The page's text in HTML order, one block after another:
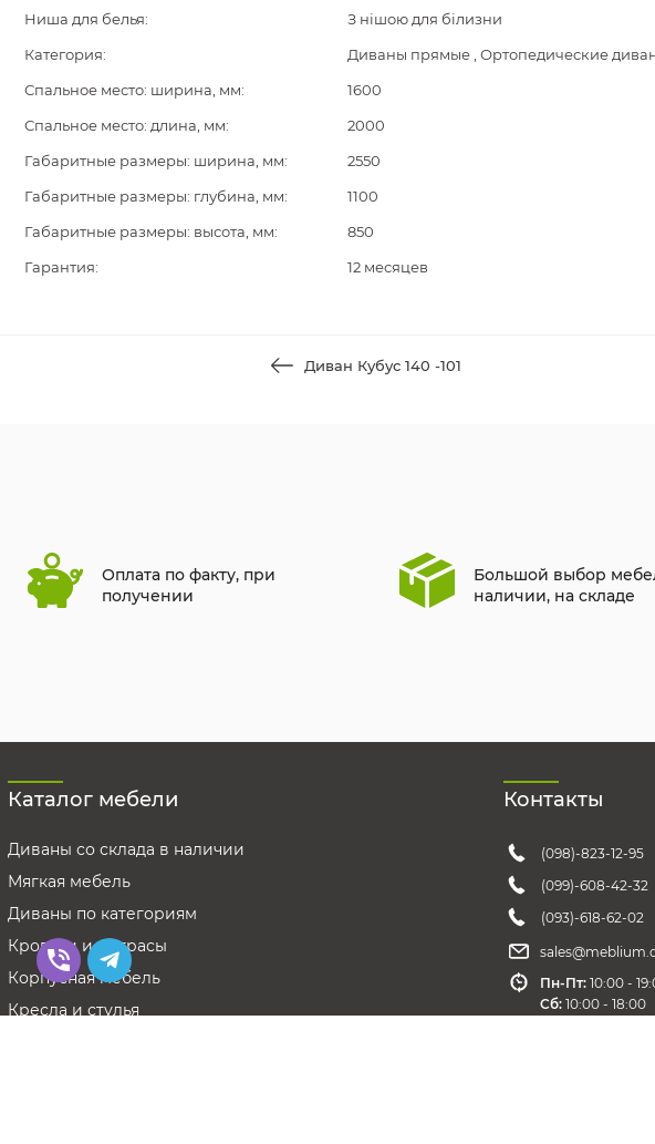
Ниша для белья:
З нішою для білизни
Категория:
Диваны прямые , Ортопедические
Спальное место: ширина, мм:
1600
Спальное место: длина, мм:
2000
Габаритные размеры: ширина, мм:
2550
Габаритные размеры: глубина, мм:
1100
Габаритные размеры: высота, мм:
850
Гарантия:
12 месяцев
Диван Кубус 140 -101
Оплата по факту, при
получении
Большой выбор
наличии, на складе
Каталог мебели
Диваны со склада в наличии
Мягкая мебель
Диваны по категориям
Кровати и матрасы
Корпусная мебель
Кресла и стулья
Контакты
(098)-823-12-95
(099)-608-42-32
(093)-618-62-02
Пн-Пт: 10:00 -
Cб: 10:00 - 18:00